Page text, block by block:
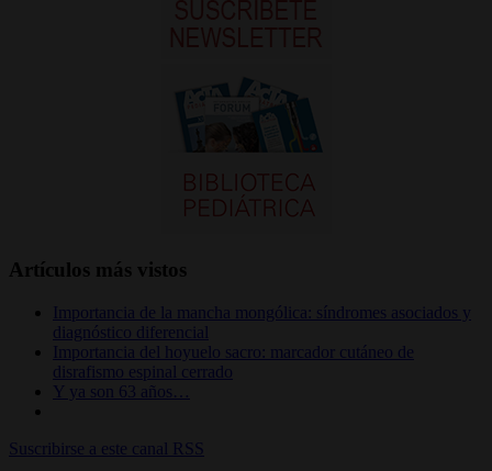
Artículos más vistos
Importancia de la mancha mongólica: síndromes asociados y
diagnóstico diferencial
Importancia del hoyuelo sacro: marcador cutáneo de
disrafismo espinal cerrado
Y ya son 63 años…
Suscribirse a este canal RSS